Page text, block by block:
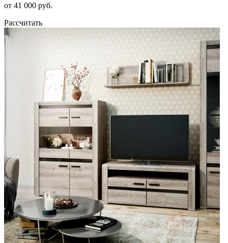
от 41 000 руб.
Рассчитать